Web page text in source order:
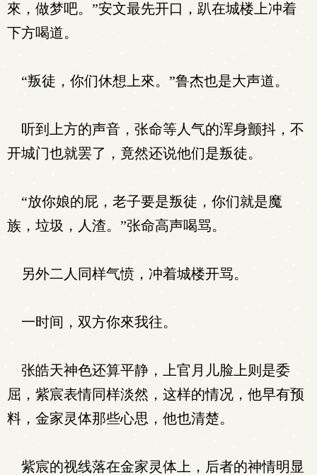
來，做梦吧。”安文最先开口，趴在城楼上冲着
下方喝道。
“叛徒，你们休想上來。”鲁杰也是大声道。
听到上方的声音，张命等人气的浑身颤抖，不
开城门也就罢了，竟然还说他们是叛徒。
“放你娘的屁，老子要是叛徒，你们就是魔
族，垃圾，人渣。”张命高声喝骂。
另外二人同样气愤，冲着城楼开骂。
一时间，双方你來我往。
张皓天神色还算平静，上官月儿脸上则是委
屈，紫宸表情同样淡然，这样的情况，他早有预
料，金家灵体那些心思，他也清楚。
紫宸的视线落在金家灵体上，后者的神情明显